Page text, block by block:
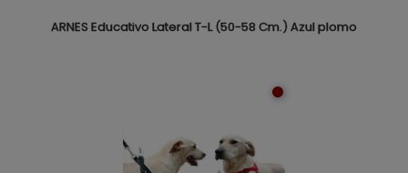
ARNES Educativo Lateral T-L (50-58 Cm.) Azul plomo